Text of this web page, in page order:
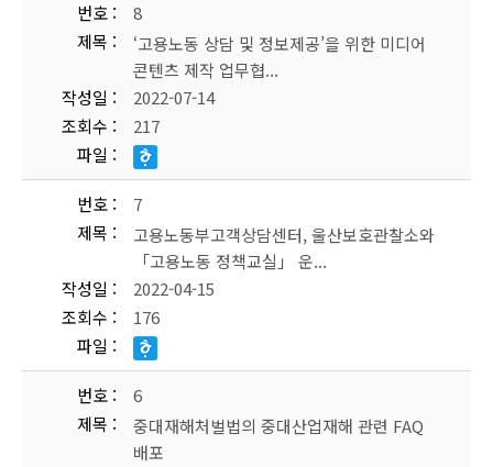
번호
8
제목
‘고용노동 상담 및 정보제공’을 위한 미디어
콘텐츠 제작 업무협...
작성일
2022-07-14
조회수
217
파일
번호
7
제목
고용노동부고객상담센터, 울산보호관찰소와
「고용노동 정책교실」 운...
작성일
2022-04-15
조회수
176
파일
번호
6
제목
중대재해처벌법의 중대산업재해 관련 FAQ
배포